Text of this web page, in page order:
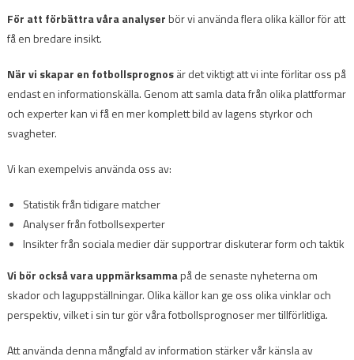
För att förbättra våra analyserbör vi använda flera olika källor för att
få en bredare insikt.
När vi skapar en fotbollsprognosär det viktigt att vi inte förlitar oss på
endast en informationskälla. Genom att samla data från olika plattformar
och experter kan vi få en mer komplett bild av lagens styrkor och
svagheter.
Vi kan exempelvis använda oss av:
Statistik från tidigare matcher
Analyser från fotbollsexperter
Insikter från sociala medier där supportrar diskuterar form och taktik
Vi bör också vara uppmärksammapå de senaste nyheterna om
skador och laguppställningar. Olika källor kan ge oss olika vinklar och
perspektiv, vilket i sin tur gör våra fotbollsprognoser mer tillförlitliga.
Att använda denna mångfald av information stärker vår känsla av